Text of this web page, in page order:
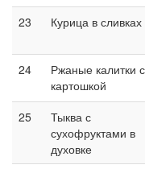
23 Курица в сливках
24
Ржаные калитки с
картошкой
25
Тыква с
сухофруктами в
духовке